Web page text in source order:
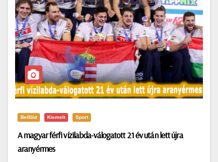
Belföld Kiemelt Sport
A magyar férfi vízilabda-válogatott 21 év után lett újra
aranyérmes